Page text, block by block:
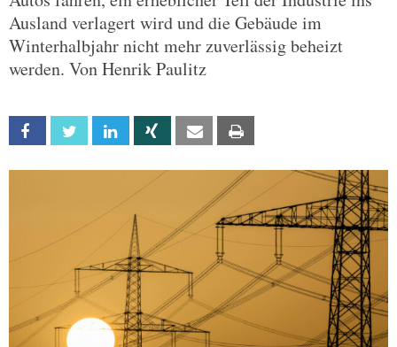
Ausland verlagert wird und die Gebäude im
Winterhalbjahr nicht mehr zuverlässig beheizt
werden. Von Henrik Paulitz
Facebook Twitter Linkedin Xing Email